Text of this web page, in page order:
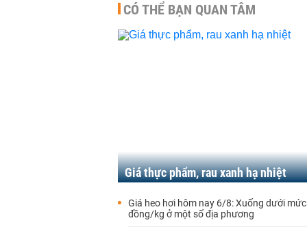
CÓ THỂ BẠN QUAN TÂM
Giá thực phẩm, rau xanh hạ nhiệt
Giá heo hơi hôm nay 6/8: Xuống dưới
đồng/kg ở một số địa phương